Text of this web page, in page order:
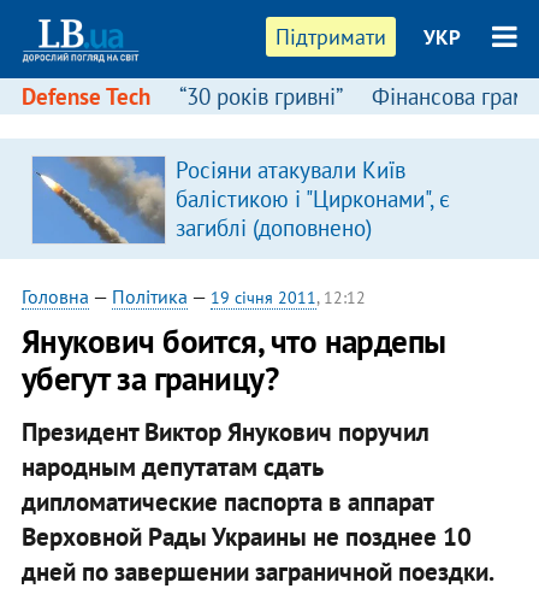
Підтримати УКР
Defense Tech “30 років гривні” Фінансова
Росіяни атакували Київ
балістикою і "Цирконами", є
загиблі (доповнено)
Головна — Політика — 19 січня 2011, 12:12
Янукович боится, что нардепы
убегут за границу?
Президент Виктор Янукович поручил
народным депутатам сдать
дипломатические паспорта в аппарат
Верховной Рады Украины не позднее 10
дней по завершении заграничной поездки.​